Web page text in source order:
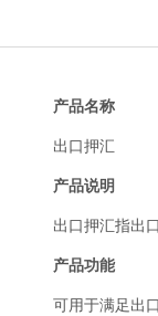
产品名称
出口押汇
产品说明
出口押汇指出
产品功能
可用于满足出